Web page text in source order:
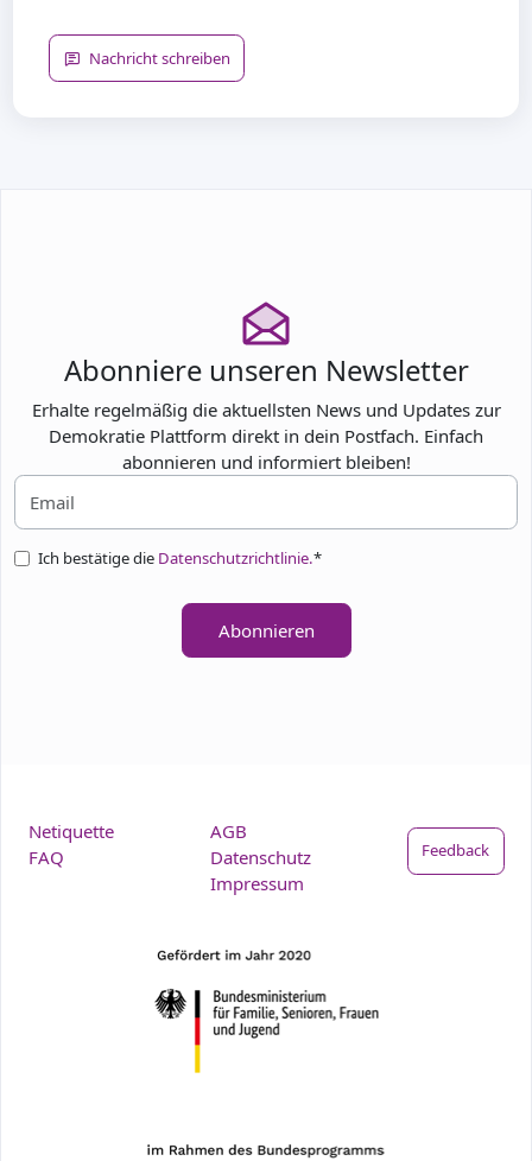
Nachricht schreiben
Abonniere unseren Newsletter
Erhalte regelmäßig die aktuellsten News und Updates zur
Demokratie Plattform direkt in dein Postfach. Einfach
abonnieren und informiert bleiben!
Ich bestätige die Datenschutzrichtlinie.*
Abonnieren
Netiquette
FAQ
AGB
Datenschutz
Impressum
Feedback